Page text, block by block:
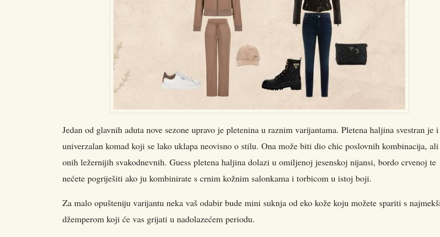
Jedan od glavnih aduta nove sezone upravo je pletenina u raznim varijantama. Pletena haljina svestran je i
univerzalan komad koji se lako uklapa neovisno o stilu. Ona može biti dio chic poslovnih kombinacija,
onih ležernijih svakodnevnih. Guess pletena haljina dolazi u omiljenoj jesenskoj nijansi, bordo crvenoj te
nećete pogriješiti ako ju kombinirate s crnim kožnim salonkama i torbicom u istoj boji.
Za malo opušteniju varijantu neka vaš odabir bude mini suknja od eko kože koju možete spariti s
džemperom koji će vas grijati u nadolazećem periodu.